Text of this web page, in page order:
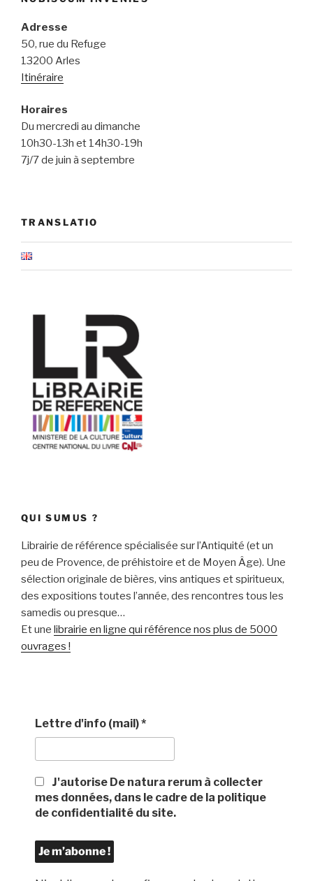
Adresse
50, rue du Refuge
13200 Arles
Itinéraire
Horaires
Du mercredi au dimanche
10h30-13h et 14h30-19h
7j/7 de juin à septembre
TRANSLATIO
QUI SUMUS ?
Librairie de référence spécialisée sur l’Antiquité (et un
peu de Provence, de préhistoire et de Moyen Âge). Une
sélection originale de bières, vins antiques et spiritueux,
des expositions toutes l’année, des rencontres tous les
samedis ou presque…
Et une librairie en ligne qui référence nos plus de 5000
ouvrages !
Lettre d'info (mail)*
J'autorise De natura rerum à collecter
mes données, dans le cadre de la politique
de confidentialité du site.